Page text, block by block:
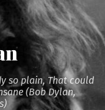
so plain, That could
(Bob Dylan,